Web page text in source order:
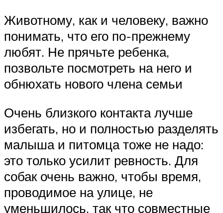
Животному, как и человеку, важно
понимать, что его по-прежнему
любят. Не прячьте ребенка,
позвольте посмотреть на него и
обнюхать нового члена семьи
Очень близкого контакта лучше
избегать, но и полностью разделять
малыша и питомца тоже не надо:
это только усилит ревность. Для
собак очень важно, чтобы время,
проводимое на улице, не
уменьшилось, так что совместные